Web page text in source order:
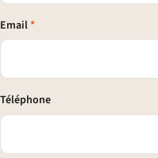
Email*
Téléphone